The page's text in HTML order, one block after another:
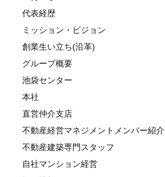
代表経歴
ミッション・ビジョン
創業生い立ち(沿革)
グループ概要
池袋センター
本社
直営仲介支店
不動産経営マネジメントメンバー紹介
不動産建築専門スタッフ
自社マンション経営